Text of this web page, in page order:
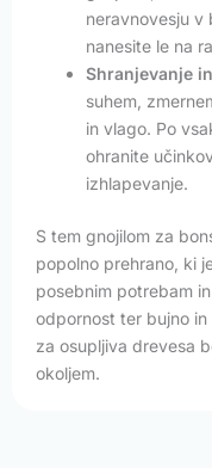
neravnovesju v
nanesite le na
Shranjevanje
suhem,
in vlago. Po
ohranite
izhlapevanje.
S tem gnojilom za
popolno prehrano, ki
posebnim potrebam
odpornost ter bujno
za osupljiva drevesa
okoljem.